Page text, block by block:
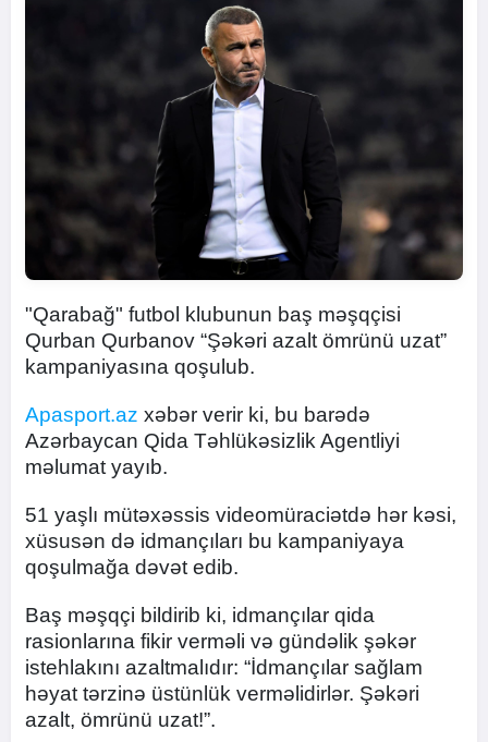
"Qarabağ" futbol klubunun baş məşqçisi
Qurban Qurbanov “Şəkəri azalt ömrünü uzat”
kampaniyasına qoşulub.
Apasport.az xəbər verir ki, bu barədə
Azərbaycan Qida Təhlükəsizlik Agentliyi
məlumat yayıb.
51 yaşlı mütəxəssis videomüraciətdə hər kəsi,
xüsusən də idmançıları bu kampaniyaya
qoşulmağa dəvət edib.
Baş məşqçi bildirib ki, idmançılar qida
rasionlarına fikir verməli və gündəlik şəkər
istehlakını azaltmalıdır: “İdmançılar sağlam
həyat tərzinə üstünlük verməlidirlər. Şəkəri
azalt, ömrünü uzat!”.